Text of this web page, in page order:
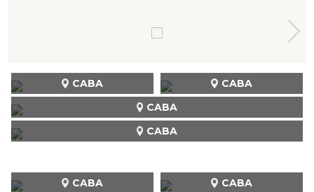
CABA
CABA CABA
CABA
CABA CABA